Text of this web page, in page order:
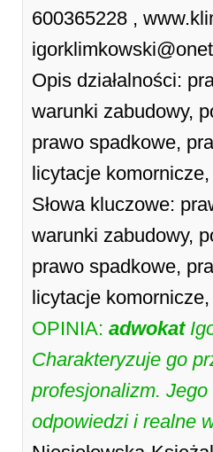
600365228 ,
Opis działalności:
warunki zabudowy,
prawo spadkowe,
licytacje
Słowa kluczowe:
warunki zabudowy,
prawo spadkowe,
licytacje
OPINIA: adwokat
Charakteryzuje go
profesjonalizm.
odpowiedzi i realne